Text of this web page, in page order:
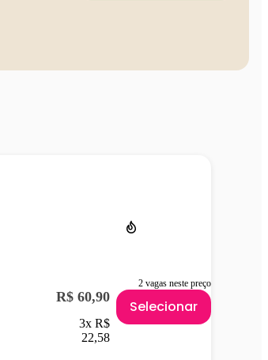
2 vagas neste preço
R$ 60,90
3x R$
22,58
Selecionar